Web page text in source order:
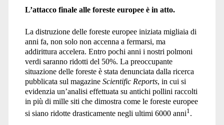
L’attacco finale alle foreste europee è in atto.
La distruzione delle foreste europee iniziata migliaia di
anni fa, non solo non accenna a fermarsi, ma
addirittura accelera. Entro pochi anni i nostri polmoni
verdi saranno ridotti del 50%. La preoccupante
situazione delle foreste è stata denunciata dalla ricerca
pubblicata sul magazine Scientific Reports, in cui si
evidenzia un’analisi effettuata su antichi pollini raccolti
in più di mille siti che dimostra come le foreste europee
si siano ridotte drasticamente negli ultimi 6000 anni1 .